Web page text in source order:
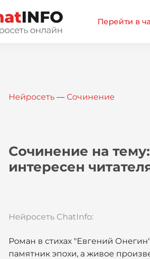
Перейти в
Нейросеть — Сочинение
Сочинение на
интересен
Нейросеть ChatInfo:
Роман в стихах "Евгений
памятник эпохи, а живое